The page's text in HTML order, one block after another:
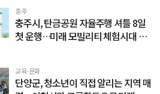
충주
충주시, 탄금공원 자율주행 셔틀 8일
첫 운행…미래 모빌리티 체험시대 연
교육·문화
단양군, 청소년이 직접 알리는 지역 매